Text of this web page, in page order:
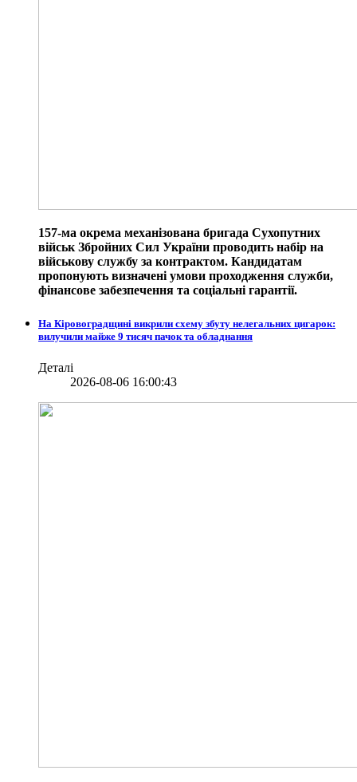
157-ма окрема механізована бригада Сухопутних
військ Збройних Сил України проводить набір на
військову службу за контрактом. Кандидатам
пропонують визначені умови проходження служби,
фінансове забезпечення та соціальні гарантії.
На Кіровоградщині викрили схему збуту нелегальних цигарок:
вилучили майже 9 тисяч пачок та обладнання
Деталі
2026-08-06 16:00:43